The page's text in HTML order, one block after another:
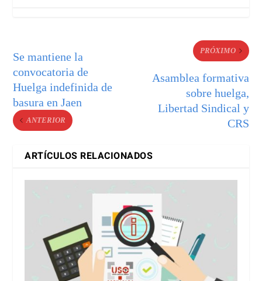
Se mantiene la
convocatoria de
Huelga indefinida de
basura en Jaen
ANTERIOR
PRÓXIMO
Asamblea formativa
sobre huelga,
Libertad Sindical y
CRS
ARTÍCULOS RELACIONADOS